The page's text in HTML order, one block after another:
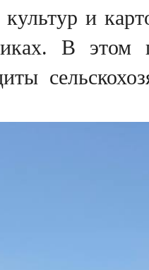
и
В этом